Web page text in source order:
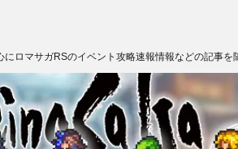
ロマサガRSのイベント攻略速報情報などの記事を